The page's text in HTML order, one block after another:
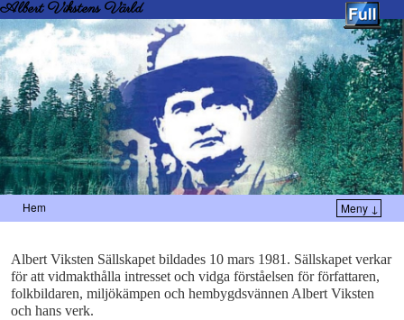
Albert Vikstens Värld
Hem Meny ↓
Albert Viksten Sällskapet bildades 10 mars 1981. Sällskapet verkar
för att vidmakthålla intresset och vidga förståelsen för författaren,
folkbildaren, miljökämpen och hembygdsvännen Albert Viksten
och hans verk.